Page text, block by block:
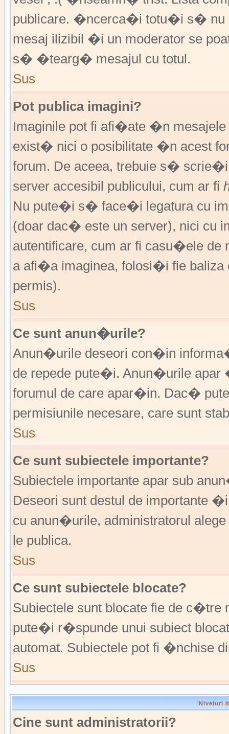
publicare. �ncerca�i totu�i s� nu
mesaj ilizibil �i un moderator se
s� �tearg� mesajul cu totul.
Sus
Pot publica imagini?
Imaginile pot fi afi�ate �n
exist� nici o posibilitate �n acest
forum. De aceea, trebuie s�
server accesibil publicului, cum ar fi
Nu pute�i s� face�i legatura cu
(doar dac� este un server), nici cu
autentificare, cum ar fi casu�ele de
a afi�a imaginea, folosi�i fie baliza
permis).
Sus
Ce sunt anun�urile?
Anun�urile deseori con�in
de repede pute�i. Anun�urile
forumul de care apar�in. Dac�
permisiunile necesare, care sunt
Sus
Ce sunt subiectele importante?
Subiectele importante apar sub
Deseori sunt destul de
cu anun�urile, administratorul
le publica.
Sus
Ce sunt subiectele blocate?
Subiectele sunt blocate fie de
pute�i r�spunde unui subiect
automat. Subiectele pot fi �nchise
Sus
Niveluri
Cine sunt administratorii?